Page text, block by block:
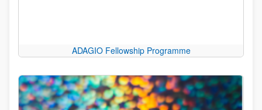
ADAGIO Fellowship Programme